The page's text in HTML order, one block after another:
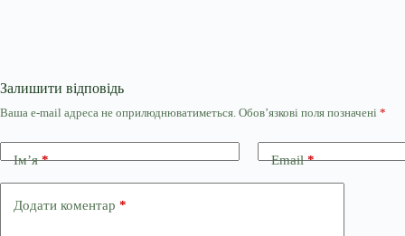
Залишити відповідь
Ваша e-mail адреса не оприлюднюватиметься. Обов’язкові поля позначені *
Ім’я* Email*
Додати коментар *